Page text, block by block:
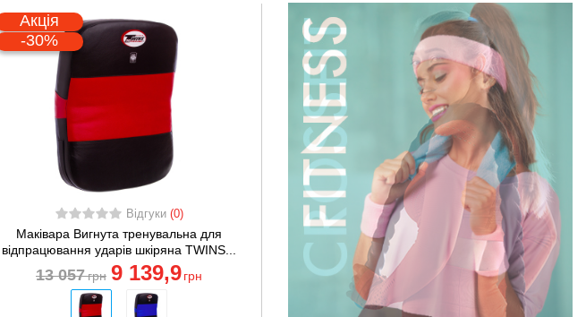
Акція
-30%
Відгуки (0)
Маківара Вигнута тренувальна для
відпрацювання ударів шкіряна TWINS...
13 057грн 9 139,9 грн